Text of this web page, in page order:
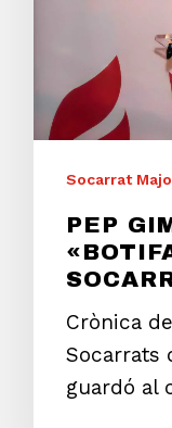
Socarrat
PEP
Crònica
Socarrats
guardó al